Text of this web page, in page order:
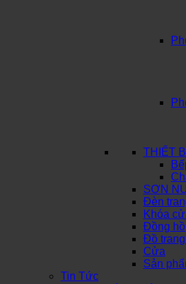
THIẾT
SƠN
Đèn
Khóa
Đồng hồ
Đồ
Cửa
Sản
Tin Tức